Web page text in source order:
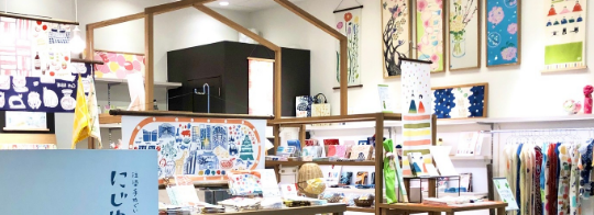
SNSアカウント一覧
LUCUAブライダルクラブ
ルクア大阪イベントホール
スタッフ募集（長期で働きたい方）
スタッフ募集（スポットで働きたい